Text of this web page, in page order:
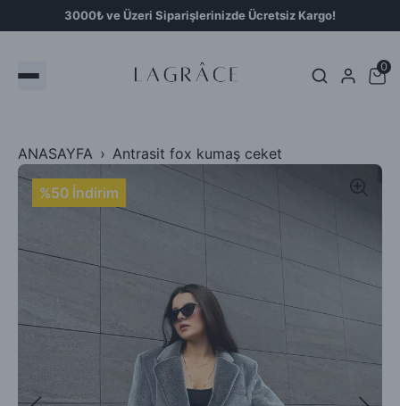
3000₺ ve Üzeri Siparişlerinizde Ücretsiz Kargo!
0
ANASAYFA Antrasit fox kumaş ceket
%50 İndirim